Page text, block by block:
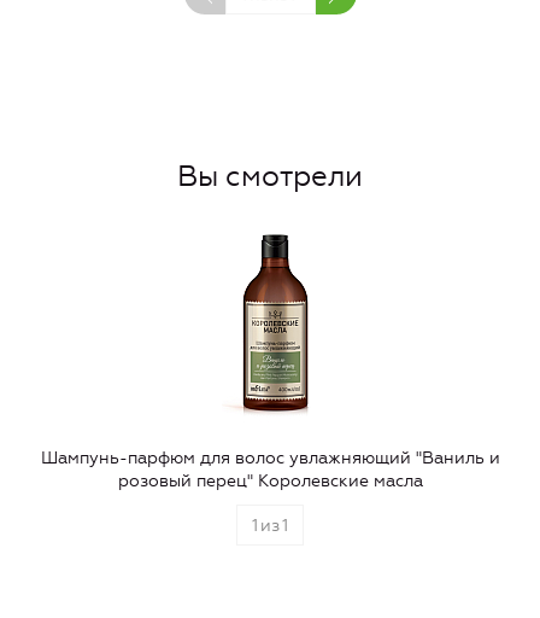
Вы смотрели
Шампунь-парфюм для волос увлажняющий "Ваниль и
розовый перец" Королевские масла
1 из1